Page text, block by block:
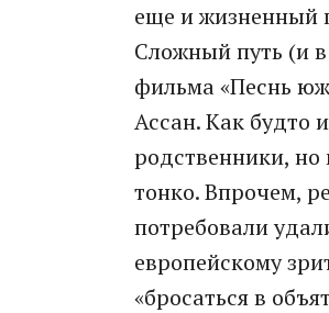
еще и жизненный
Сложный путь (и
фильма «Песнь
Ассан. Как будто
родственники, но
тонко. Впрочем,
потребовали
европейскому
«бросаться в